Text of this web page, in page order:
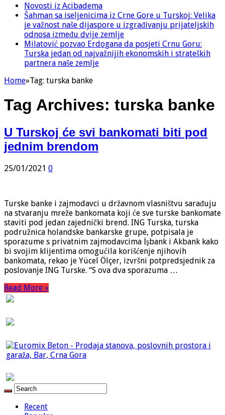
Novosti iz Acibadema
Šahman sa iseljenicima iz Crne Gore u Turskoj: Velika
je važnost naše dijaspore u izgrađivanju prijateljskih
odnosa između dvije zemlje
Milatović pozvao Erdogana da posjeti Crnu Goru:
Turska jedan od najvažnijih ekonomskih i strateških
partnera naše zemlje
Home»Tag: turska banke
Tag Archives: turska banke
U Turskoj će svi bankomati biti pod
jednim brendom
25/01/2021 0
Turske banke i zajmodavci u državnom vlasništvu sarađuju
na stvaranju mreže bankomata koji će sve turske bankomate
staviti pod jedan zajednički brend. ING Turska, turska
podružnica holandske bankarske grupe, potpisala je
sporazume s privatnim zajmodavcima İşbank i Akbank kako
bi svojim klijentima omogućila korišćenje njihovih
bankomata, rekao je Yücel Ölçer, izvršni potpredsjednik za
poslovanje ING Turske. “S ova dva sporazuma …
Read More »
Recent